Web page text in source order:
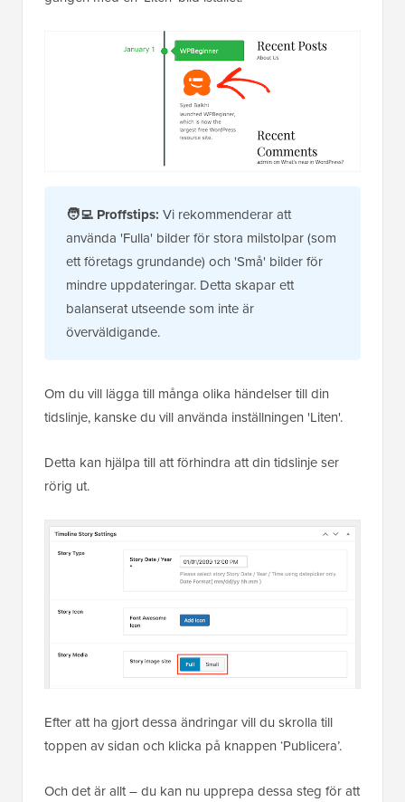
🧑‍💻 Proffstips: Vi rekommenderar att
använda 'Fulla' bilder för stora milstolpar (som
ett företags grundande) och 'Små' bilder för
mindre uppdateringar. Detta skapar ett
balanserat utseende som inte är
överväldigande.
Om du vill lägga till många olika händelser till din
tidslinje, kanske du vill använda inställningen 'Liten'.
Detta kan hjälpa till att förhindra att din tidslinje ser
rörig ut.
Efter att ha gjort dessa ändringar vill du skrolla till
toppen av sidan och klicka på knappen ‘Publicera’.
Och det är allt – du kan nu upprepa dessa steg för att